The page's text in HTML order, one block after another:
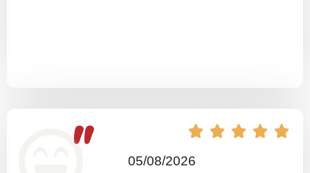
    
" 05/08/2026